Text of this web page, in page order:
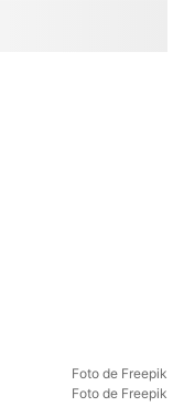
Foto de Freepik
Foto de Freepik